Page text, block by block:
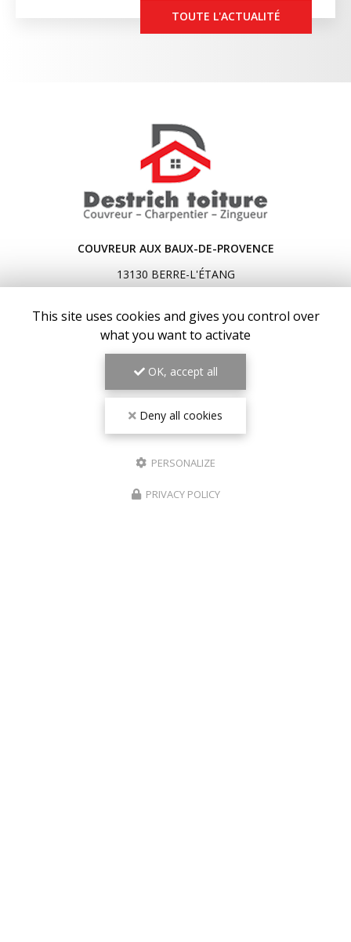
TOUTE L'ACTUALITÉ
COUVREUR AUX BAUX-DE-PROVENCE
13130 BERRE-L'ÉTANG
Lundi au vendredi : 7h30 - 20h30
Samedi : 8h - 19h
Voir+d'infos sur
facebook
This site uses cookies and gives you control over
what you want to activate
OK, accept all
Deny all cookies
PERSONALIZE
PRIVACY POLICY